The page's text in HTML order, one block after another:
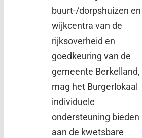
buurt-/dorpshuizen en
wijkcentra van de
rijksoverheid en
goedkeuring van de
gemeente Berkelland,
mag het Burgerlokaal
individuele
ondersteuning bieden
aan de kwetsbare